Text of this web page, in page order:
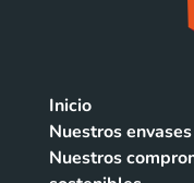
Inicio
Nuestros envases
Nuestros